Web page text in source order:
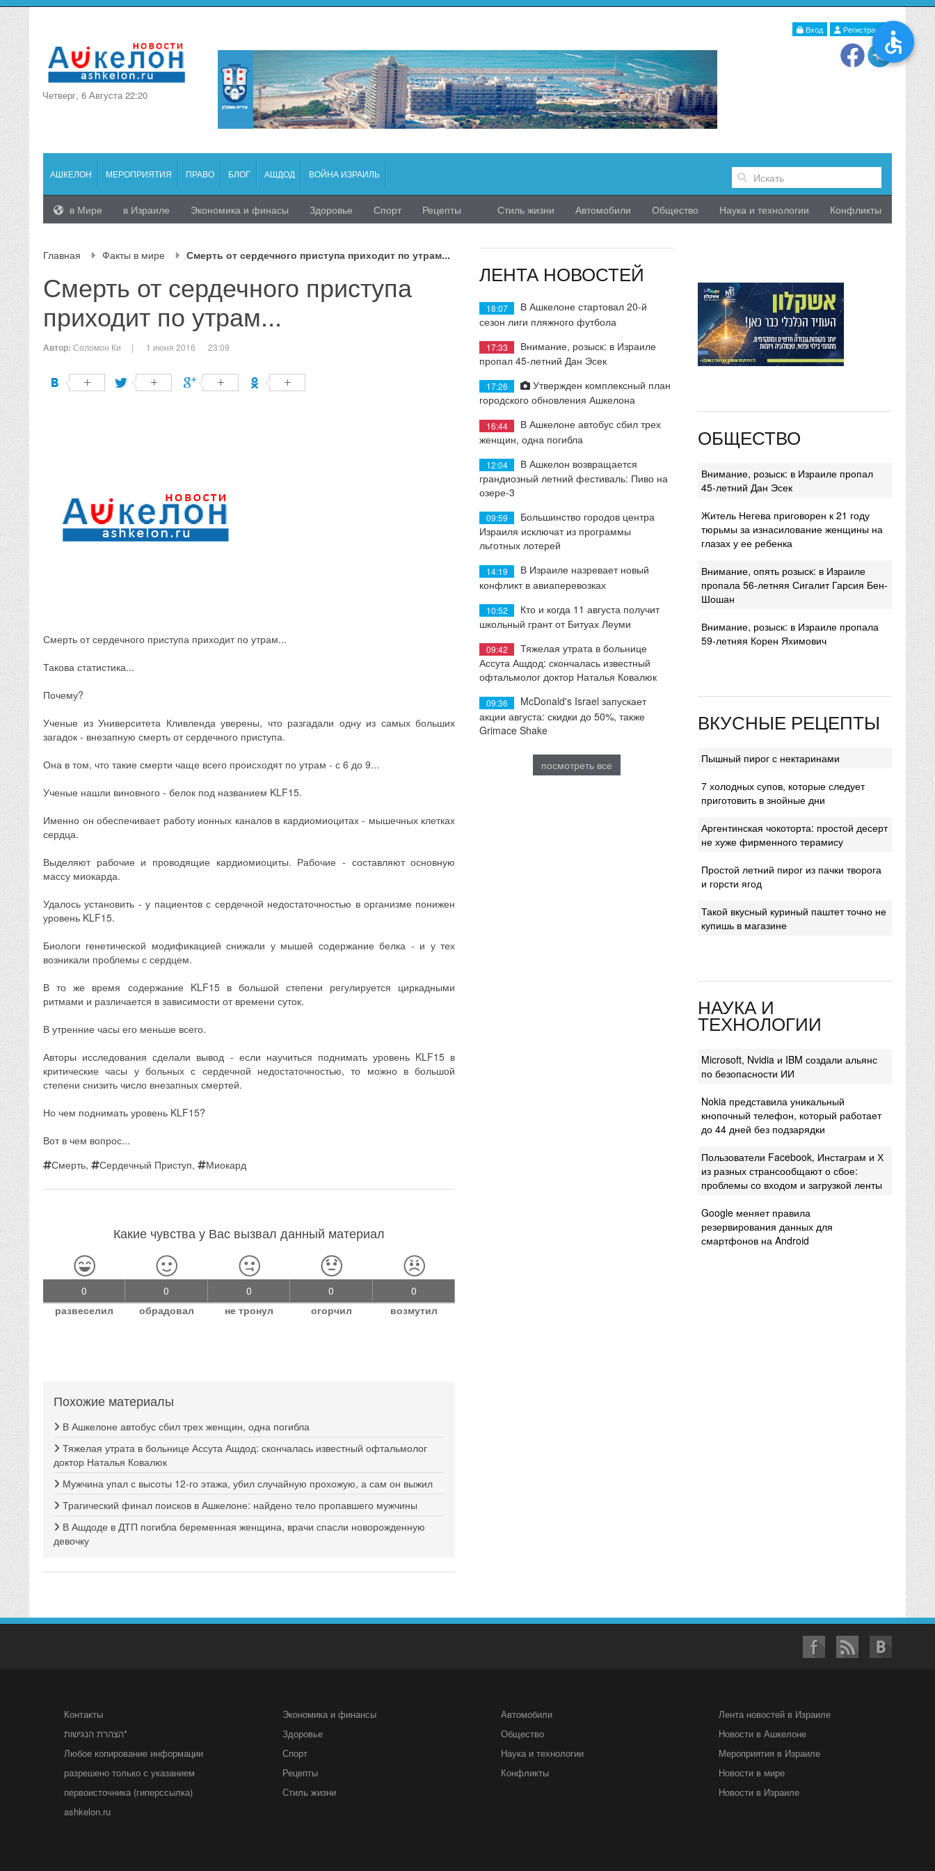
Вход Регистрация
Четверг, 6 Августа 22:20
АШКЕЛОН МЕРОПРИЯТИЯ ПРАВО БЛОГ АШДОД ВОЙНА ИЗРАИЛЬ
в Мире в Израиле Экономика и финасы Здоровье Спорт Рецепты Стиль жизни Автомобили Общество Наука и технологии Конфликты
Главная Факты в мире Смерть от сердечного приступа приходит по утрам...
Смерть от сердечного приступа
приходит по утрам...
Автор: Соломон Ки | 1 июня 2016 23:09
Смерть от сердечного приступа приходит по утрам...
Такова статистика...
Почему?
Ученые из Университета Кливленда уверены, что разгадали одну из самых больших
загадок - внезапную смерть от сердечного приступа.
Она в том, что такие смерти чаще всего происходят по утрам - с 6 до 9...
Ученые нашли виновного - белок под названием KLF15.
Именно он обеспечивает работу ионных каналов в кардиомиоцитах - мышечных клетках
сердца.
Выделяют рабочие и проводящие кардиомиоциты. Рабочие - составляют основную
массу миокарда.
Удалось установить - у пациентов с сердечной недостаточностью в организме понижен
уровень KLF15.
Биологи генетической модификацией снижали у мышей содержание белка - и у тех
возникали проблемы с сердцем.
В то же время содержание KLF15 в большой степени регулируется циркадными
ритмами и различается в зависимости от времени суток.
В утренние часы его меньше всего.
Авторы исследования сделали вывод - если научиться поднимать уровень KLF15 в
критические часы у больных с сердечной недостаточностью, то можно в большой
степени снизить число внезапных смертей.
Но чем поднимать уровень KLF15?
Вот в чем вопрос...
Смерть, Сердечный Приступ, Миокард
Какие чувства у Вас вызвал данный материал
0
развеселил
0
обрадовал
0
не тронул
0
огорчил
0
возмутил
Похожие материалы
В Ашкелоне автобус сбил трех женщин, одна погибла
Тяжелая утрата в больнице Ассута Ашдод: скончалась известный офтальмолог
доктор Наталья Ковалюк
Мужчина упал с высоты 12-го этажа, убил случайную прохожую, а сам он выжил
Трагический финал поисков в Ашкелоне: найдено тело пропавшего мужчины
В Ашдоде в ДТП погибла беременная женщина, врачи спасли новорожденную
девочку
ЛЕНТА НОВОСТЕЙ
18:07
В Ашкелоне стартовал 20-й
сезон лиги пляжного футбола
17:33
Внимание, розыск: в Израиле
пропал 45-летний Дан Эсек
17:26
Утвержден комплексный план
городского обновления Ашкелона
16:44
В Ашкелоне автобус сбил трех
женщин, одна погибла
12:04
В Ашкелон возвращается
грандиозный летний фестиваль: Пиво на
озере-3
09:59
Большинство городов центра
Израиля исключат из программы
льготных лотерей
14:19
В Израиле назревает новый
конфликт в авиаперевозках
10:52
Кто и когда 11 августа получит
школьный грант от Битуах Леуми
09:42
Тяжелая утрата в больнице
Ассута Ашдод: скончалась известный
офтальмолог доктор Наталья Ковалюк
09:36
McDonald's Israel запускает
акции августа: скидки до 50%, также
Grimace Shake
посмотреть все
ОБЩЕСТВО
Внимание, розыск: в Израиле пропал
45-летний Дан Эсек
Житель Негева приговорен к 21 году
тюрьмы за изнасилование женщины на
глазах у ее ребенка
Внимание, опять розыск: в Израиле
пропала 56-летняя Сигалит Гарсия Бен-
Шошан
Внимание, розыск: в Израиле пропала
59-летняя Корен Яхимович
ВКУСНЫЕ РЕЦЕПТЫ
Пышный пирог с нектаринами
7 холодных супов, которые следует
приготовить в знойные дни
Аргентинская чокоторта: простой десерт
не хуже фирменного терамису
Простой летний пирог из пачки творога
и горсти ягод
Такой вкусный куриный паштет точно не
купишь в магазине
НАУКА И
ТЕХНОЛОГИИ
Microsoft, Nvidia и IBM создали альянс
по безопасности ИИ
Nokia представила уникальный
кнопочный телефон, который работает
до 44 дней без подзарядки
Пользователи Facebook, Инстаграм и Х
из разных странсообщают о сбое:
проблемы со входом и загрузкой ленты
Google меняет правила
резервирования данных для
смартфонов на Android
Контакты
הצהרת הנגישות*
Любое копирование информации
разрешено только с указанием
первоисточника (гиперссылка)
ashkelon.ru
Экономика и финансы
Здоровье
Спорт
Рецепты
Стиль жизни
Автомобили
Общество
Наука и технологии
Конфликты
Лента новостей в Израиле
Новости в Ашкелоне
Мероприятия в Израиле
Новости в мире
Новости в Израиле